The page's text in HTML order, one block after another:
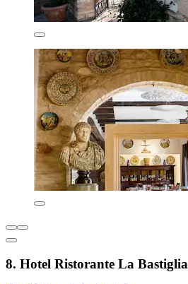
8. Hotel Ristorante La Bastiglia